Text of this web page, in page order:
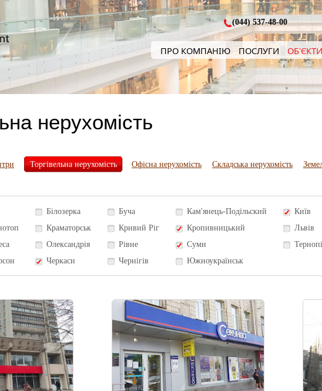
(044) 537-48-00
ПРО КОМПАНІЮ ПОСЛУГИ ОБ'ЄКТИ
нерухомість
Торгівельна нерухомість Офісна нерухомість Складська нерухомість
Білозерка Буча Кам'янець-Подільский Київ
Краматорськ Кривий Ріг Кропивницький Львів
Олександрія Рівне Суми
Черкаси Чернігів Южноукраїнськ